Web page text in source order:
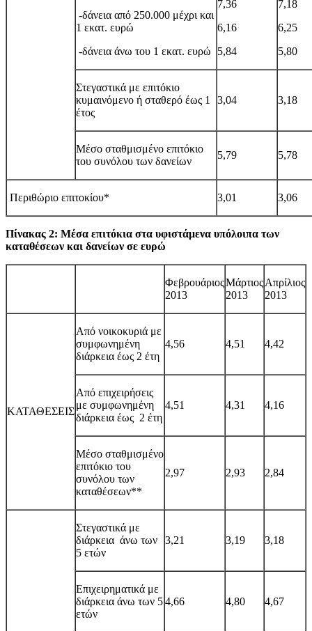
-δάνεια από 250.000 μέχρι και
1 εκατ. ευρώ
-δάνεια άνω του 1 εκατ. ευρώ
7,36
6,16
5,84
7,18
6,25
5,80
Στεγαστικά με επιτόκιο
κυμαινόμενο ή σταθερό έως 1
έτος
3,04 3,18
Μέσο σταθμισμένο επιτόκιο
του συνόλου των δανείων
5,79 5,78
Περιθώριο επιτοκίου* 3,01 3,06
Πίνακας 2: Μέσα επιτόκια στα υφιστάμενα υπόλοιπα των
καταθέσεων και δανείων σε ευρώ
Φεβρουάριος
2013
Μάρτιος
2013
Απρίλιος
2013
ΚΑΤΑΘΕΣΕΙΣ
Από νοικοκυριά με
συμφωνημένη
διάρκεια έως 2 έτη
4,56 4,51 4,42
Από επιχειρήσεις
με συμφωνημένη
διάρκεια έως 2 έτη
4,51 4,31 4,16
Μέσο σταθμισμένο
επιτόκιο του
συνόλου των
καταθέσεων**
2,97 2,93 2,84
Στεγαστικά με
διάρκεια άνω των
5 ετών
3,21 3,19 3,18
Επιχειρηματικά με
διάρκεια άνω των 5
ετών
4,66 4,80 4,67